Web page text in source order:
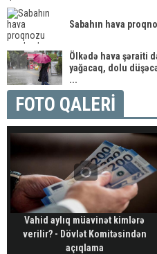
Sabahın hava
Ölkədə hava şəraiti
yağacaq, dolu
...
FOTO QALERİ
Vahid aylıq müavinət kimlərə
verilir? - Dövlət Komitəsindən
açıqlama